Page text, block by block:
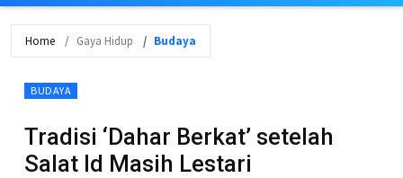
Home Gaya Hidup Budaya
BUDAYA
Tradisi ‘Dahar Berkat’ setelah
Salat Id Masih Lestari